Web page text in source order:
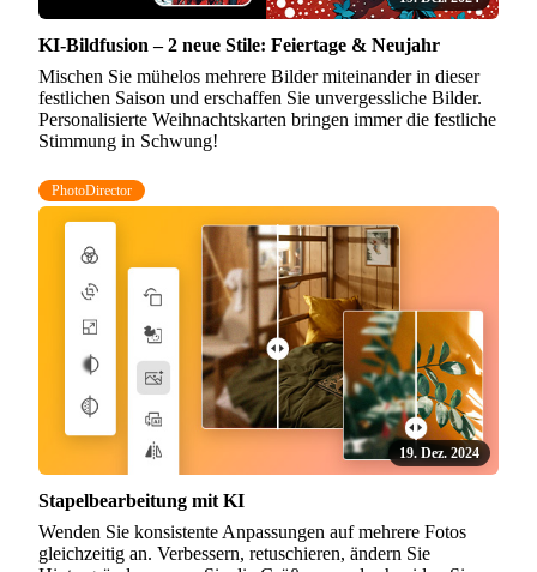
KI-Bildfusion – 2 neue Stile: Feiertage & Neujahr
Mischen Sie mühelos mehrere Bilder miteinander in dieser
festlichen Saison und erschaffen Sie unvergessliche Bilder.
Personalisierte Weihnachtskarten bringen immer die festliche
Stimmung in Schwung!
PhotoDirector
19. Dez. 2024
Stapelbearbeitung mit KI
Wenden Sie konsistente Anpassungen auf mehrere Fotos
gleichzeitig an. Verbessern, retuschieren, ändern Sie